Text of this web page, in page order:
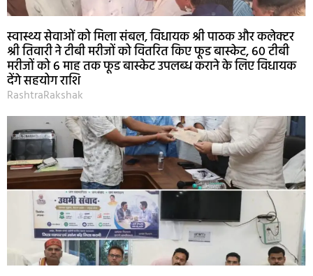
स्वास्थ्य सेवाओं को मिला संबल, विधायक श्री पाठक और कलेक्टर
श्री तिवारी ने टीबी मरीजों को वितरित किए फूड बास्केट, 60 टीबी
मरीजों को 6 माह तक फूड बास्केट उपलब्ध कराने के लिए विधायक
देंगे सहयोग राशि
RashtraRakshak